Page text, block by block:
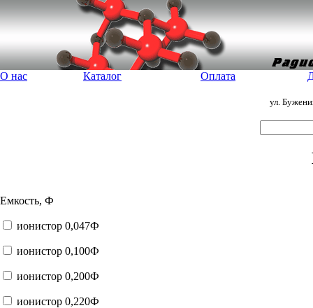
О нас Каталог Оплата
ул.
Емкость, Ф
ионистор 0,047Ф
ионистор 0,100Ф
ионистор 0,200Ф
ионистор 0,220Ф